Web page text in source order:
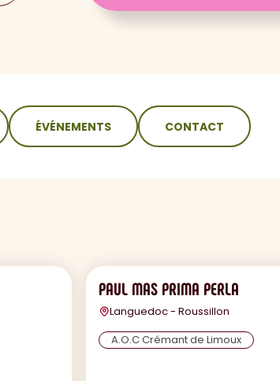
ÉVÉNEMENTS CONTACT
PAUL MAS PRIMA PERLA
Languedoc - Roussillon
A.O.C Crémant de Limoux